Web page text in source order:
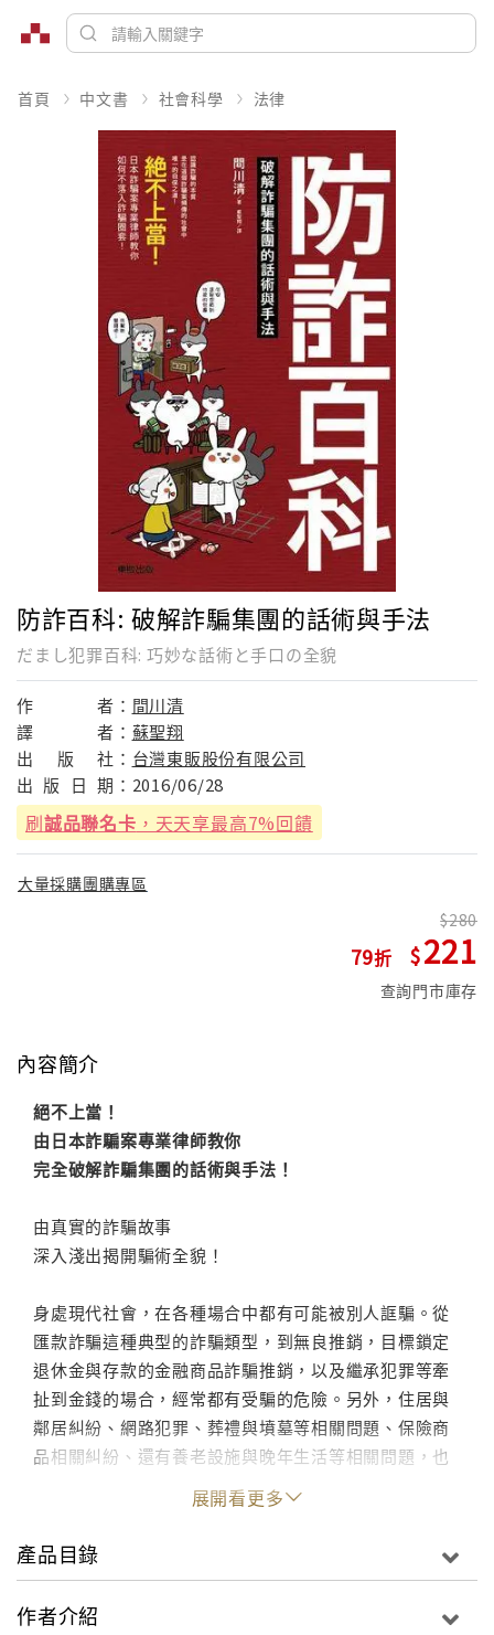
首頁 中文書 社會科學 法律
防詐百科: 破解詐騙集團的話術與手法
だまし犯罪百科: 巧妙な話術と手口の全貌
作 者： 間川清
譯
者： 蘇聖翔
出
版 社： 台灣東販股份有限公司
出 版 日 期： 2016/06/28
刷誠品聯名卡 ，天天享最高7%回饋
大量採購團購專區
79
280
221
查詢門市庫存
內容簡介
絕不上當！
由日本詐騙案專業律師教你
完全破解詐騙集團的話術與手法！
由真實的詐騙故事
深入淺出揭開騙術全貌！
身處現代社會，在各種場合中都有可能被別人誆騙。從
匯款詐騙這種典型的詐騙類型，到無良推銷，目標鎖定
退休金與存款的金融商品詐騙推銷，以及繼承犯罪等牽
扯到金錢的場合，經常都有受騙的危險。另外，住居與
鄰居糾紛、網路犯罪、葬禮與墳墓等相關問題、保險商
品相關糾紛、還有養老設施與晚年生活等相關問題，也
有受騙的可能。本書將藉由介紹各種狀況下的詐騙手法
與技巧，以及受騙者的心理，讓更多人免於上當受害。
展開看更多
產品目錄
作者介紹